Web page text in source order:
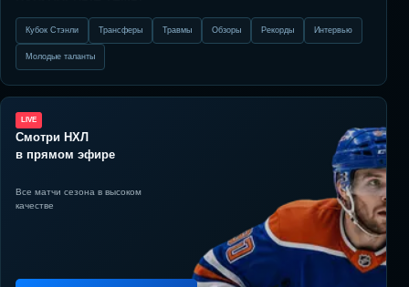
Кубок Стэнли Трансферы Травмы Обзоры Рекорды Интервью
Молодые таланты
LIVE
Смотри НХЛ
в прямом эфире
Все матчи сезона в высоком
качестве